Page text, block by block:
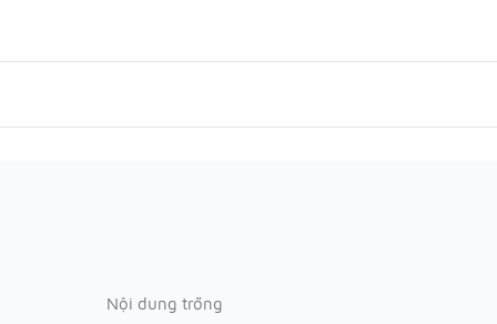
Nội dung trống